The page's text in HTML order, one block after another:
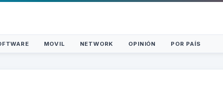
MOVIL NETWORK OPINIÓN POR PAÍS